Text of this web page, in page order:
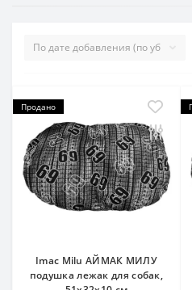
Продано
Imac Milu АЙМАК МИЛУ
подушка лежак для собак,